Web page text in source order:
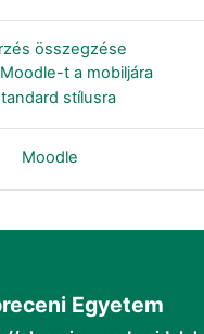
összegzése
t a mobiljára
stílusra
Moodle
Egyetem